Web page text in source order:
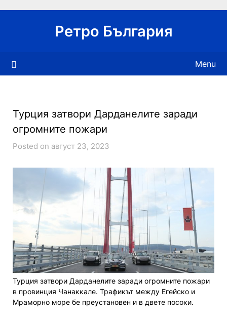
Ретро България
Menu
Турция затвори Дарданелите заради
огромните пожари
Posted on август 23, 2023
Турция затвори Дарданелите заради огромните пожари
в провинция Чанаккале. Трафикът между Егейско и
Мраморно море бе преустановен и в двете посоки.